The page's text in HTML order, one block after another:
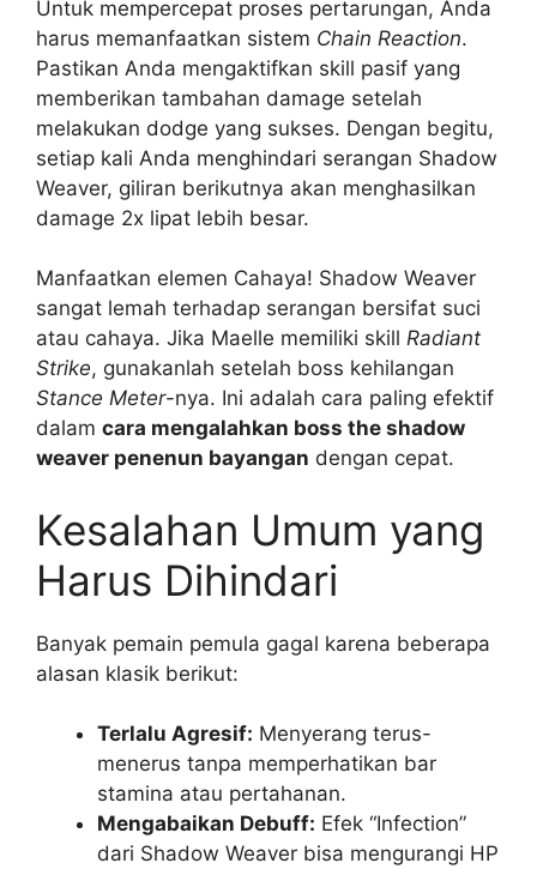
Untuk mempercepat proses pertarungan, Anda
harus memanfaatkan sistem Chain Reaction.
Pastikan Anda mengaktifkan skill pasif yang
memberikan tambahan damage setelah
melakukan dodge yang sukses. Dengan begitu,
setiap kali Anda menghindari serangan Shadow
Weaver, giliran berikutnya akan menghasilkan
damage 2x lipat lebih besar.
Manfaatkan elemen Cahaya! Shadow Weaver
sangat lemah terhadap serangan bersifat suci
atau cahaya. Jika Maelle memiliki skill Radiant
Strike, gunakanlah setelah boss kehilangan
Stance Meter-nya. Ini adalah cara paling efektif
dalam cara mengalahkan boss the shadow
weaver penenun bayangan dengan cepat.
Kesalahan Umum yang
Harus Dihindari
Banyak pemain pemula gagal karena beberapa
alasan klasik berikut:
Terlalu Agresif: Menyerang terus-
menerus tanpa memperhatikan bar
stamina atau pertahanan.
Mengabaikan Debuff: Efek “Infection”
dari Shadow Weaver bisa mengurangi HP